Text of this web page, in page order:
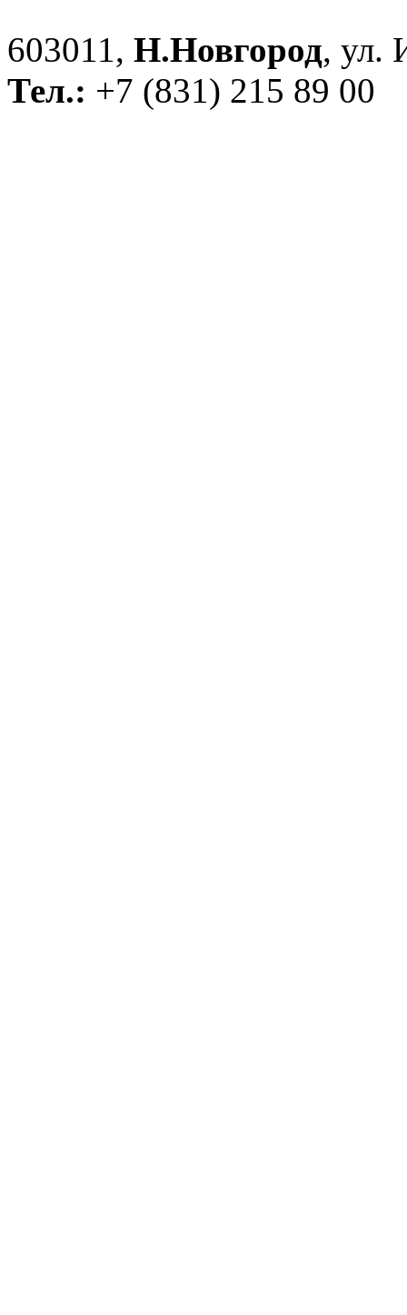
603011, Н.Новгород, ул.
Тел.: +7 (831) 215 89 00